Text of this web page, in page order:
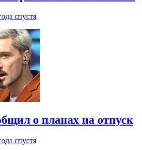
спустя
о планах на отпуск
спустя